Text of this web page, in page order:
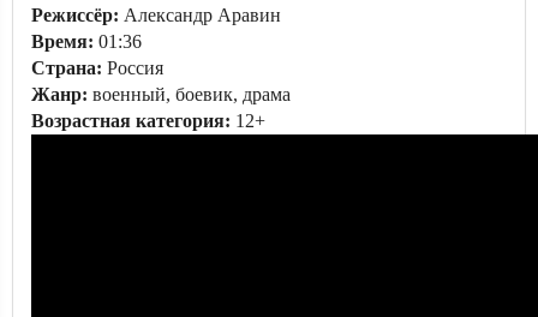
Режиссёр: Александр Аравин
Время: 01:36
Страна: Россия
Жанр: военный, боевик, драма
Возрастная категория: 12+